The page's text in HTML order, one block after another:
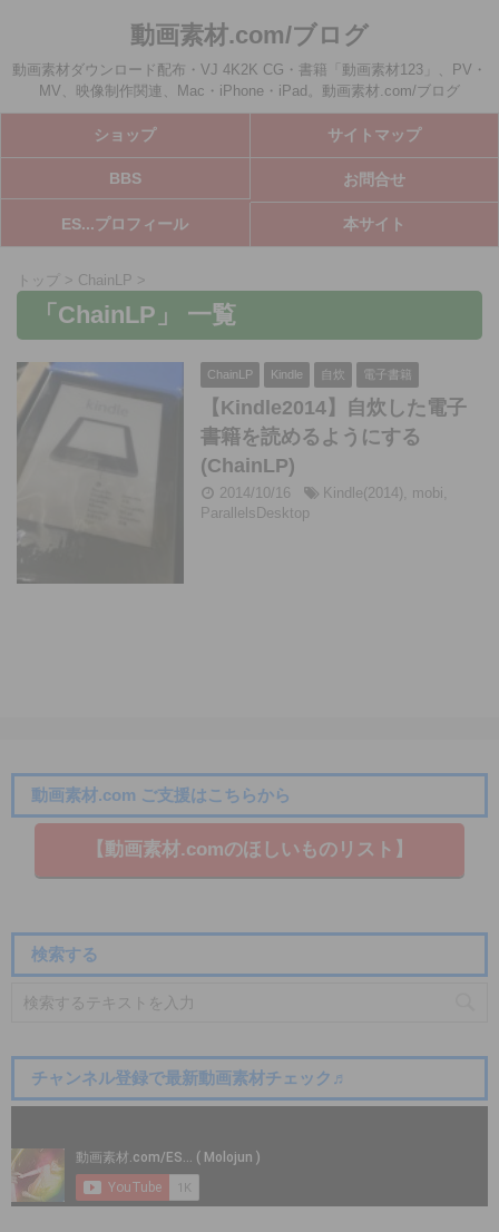
動画素材.com/ブログ
動画素材ダウンロード配布・VJ 4K2K CG・書籍「動画素材123」、PV・
MV、映像制作関連、Mac・iPhone・iPad。動画素材.com/ブログ
ショップ サイトマップ
BBS お問合せ
ES...プロフィール 本サイト
トップ > ChainLP >
「ChainLP」 一覧
ChainLP Kindle 自炊 電子書籍
【Kindle2014】自炊した電子
書籍を読めるようにする
(ChainLP)
2014/10/16 Kindle(2014), mobi,
ParallelsDesktop
動画素材.com ご支援はこちらから
【動画素材.co​mのほしいものリスト】
検索する
チャンネル登録で最新動画素材チェック♬